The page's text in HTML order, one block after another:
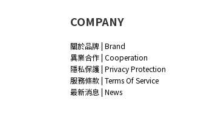
COMPANY
關於品牌 | Brand
異業合作 | Cooperation
隱私保護 | Privacy Protection
服務條款 | Terms Of Service
最新消息 | News